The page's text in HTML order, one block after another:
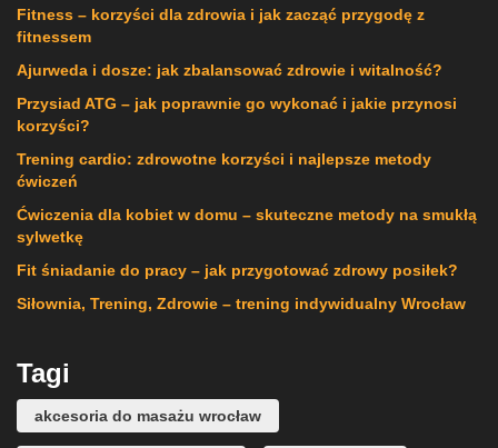
Fitness – korzyści dla zdrowia i jak zacząć przygodę z
fitnessem
Ajurweda i dosze: jak zbalansować zdrowie i witalność?
Przysiad ATG – jak poprawnie go wykonać i jakie przynosi
korzyści?
Trening cardio: zdrowotne korzyści i najlepsze metody
ćwiczeń
Ćwiczenia dla kobiet w domu – skuteczne metody na smukłą
sylwetkę
Fit śniadanie do pracy – jak przygotować zdrowy posiłek?
Siłownia, Trening, Zdrowie – trening indywidualny Wrocław
Tagi
akcesoria do masażu wrocław